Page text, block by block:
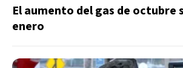
El aumento del gas de octubre
enero